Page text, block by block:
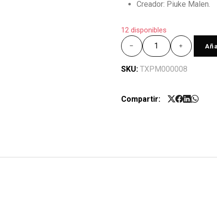
Creador: Piuke Malen.
12 disponibles
SKU: TXPM000008
Compartir: